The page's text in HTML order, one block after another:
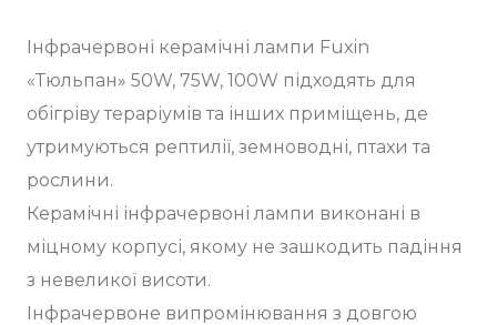
Інфрачервоні керамічні лампи Fuxin
«Тюльпан» 50W, 75W, 100W підходять для
обігріву тераріумів та інших приміщень, де
утримуються рептилії, земноводні, птахи та
рослини.
Керамічні інфрачервоні лампи виконані в
міцному корпусі, якому не зашкодить падіння
з невеликої висоти.
Інфрачервоне випромінювання з довгою